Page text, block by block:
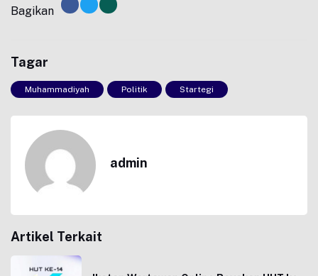
Bagikan
Tagar
Muhammadiyah Politik Startegi
admin
Artikel Terkait